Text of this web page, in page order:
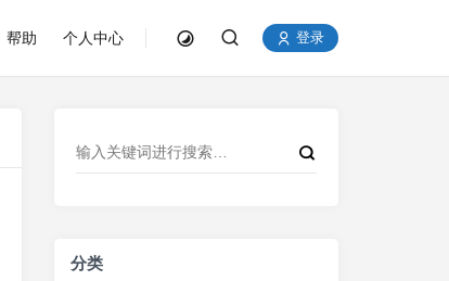
帮助 个人中心 登录
分类